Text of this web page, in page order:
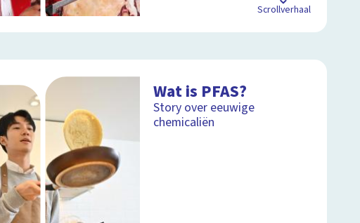
Scrollverhaal
Wat is PFAS?
Story over eeuwige
chemicaliën